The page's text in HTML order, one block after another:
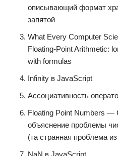
описывающий формат
запятой
What Every Computer
Floating-Point Arithmetic:
with formulas
Infinity в JavaScript
Ассоциативность
Floating Point Numbers —
объяснение проблемы
(та странная проблема
NaN в JavaScript